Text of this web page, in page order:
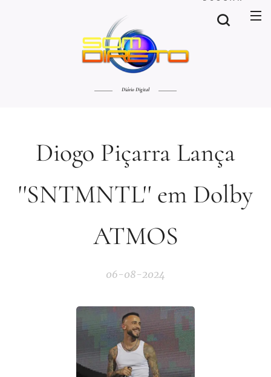
Diário Digital
Diogo Piçarra Lança
''SNTMNTL'' em Dolby
ATMOS
06-08-2024